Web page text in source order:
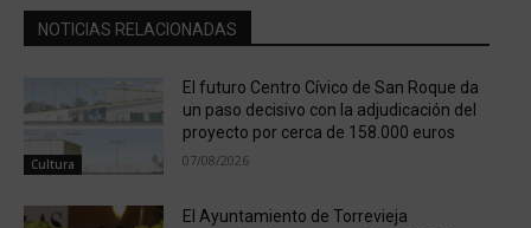
NOTICIAS RELACIONADAS
Cultura
El futuro Centro Cívico de San Roque da
un paso decisivo con la adjudicación del
proyecto por cerca de 158.000 euros
07/08/2026
El Ayuntamiento de Torrevieja